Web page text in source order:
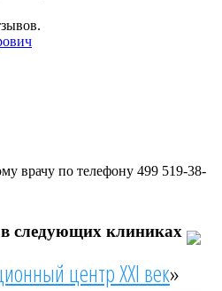
врачу по телефону 499 519-38-
в следующих клиниках
центр XXI век»